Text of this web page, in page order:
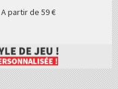
A partir de59 €